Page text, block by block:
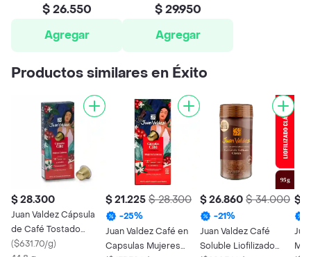
$ 26.550
Agregar
$ 29.950
Agregar
Productos similares en Éxito
$ 28.300
Juan Valdez Cápsula
de Café Tostado
Molido Mujeres
($631.70/g)
$ 21.225 $ 28.300
-25%
Juan Valdez Café en
Capsulas Mujeres
$ 26.860 $ 34.000
-21%
Juan Valdez Café
Soluble Liofilizado
$